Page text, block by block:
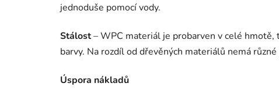
jednoduše pomocí vody.
Stálost– WPC materiál je probarven v celé hmotě,
barvy. Na rozdíl od dřevěných materiálů nemá
Úspora nákladů